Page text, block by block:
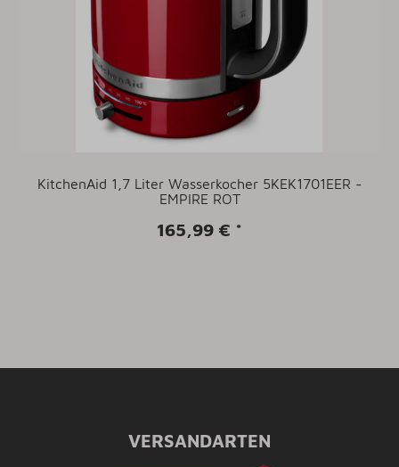
KitchenAid 1,7 Liter Wasserkocher 5KEK1701EER -
EMPIRE ROT
165,99 € *
VERSANDARTEN